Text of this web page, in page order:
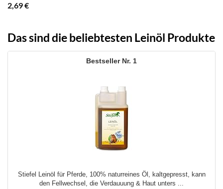
2,69€
Das sind die beliebtesten Leinöl Produkte
1
Stiefel Leinöl für Pferde, 100% naturreines Öl, kaltgepresst, kann
den Fellwechsel, die Verdauuung & Haut unters ...